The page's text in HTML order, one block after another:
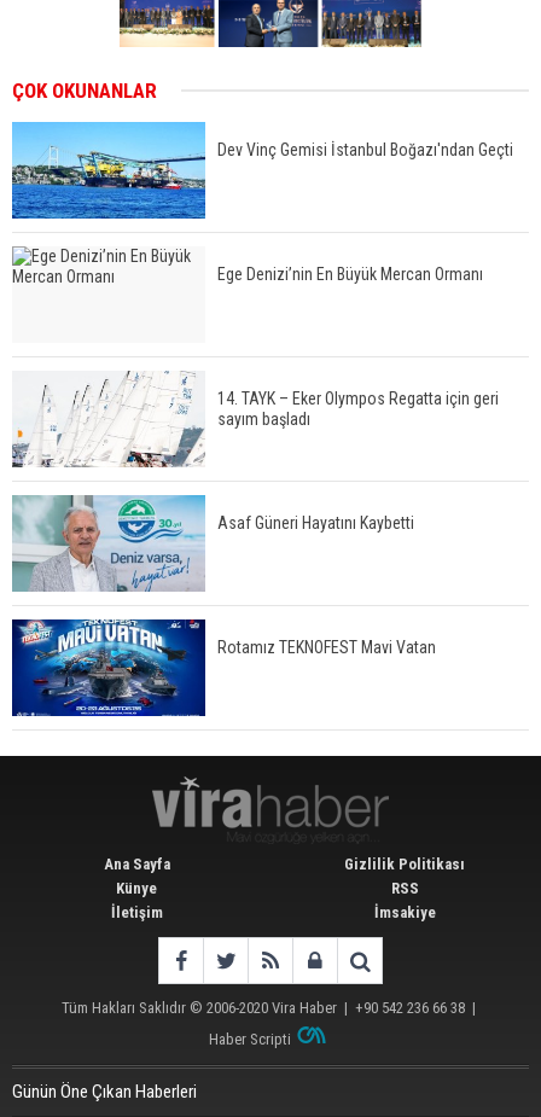
ÇOK OKUNANLAR
Dev Vinç Gemisi İstanbul Boğazı'ndan Geçti
Ege Denizi’nin En Büyük Mercan Ormanı
14. TAYK – Eker Olympos Regatta için geri
sayım başladı
Asaf Güneri Hayatını Kaybetti
Rotamız TEKNOFEST Mavi Vatan
Ana Sayfa
Künye
İletişim
Gizlilik Politikası
RSS
İmsakiye
Tüm Hakları Saklıdır © 2006-2020 Vira Haber | +90 542 236 66 38 |
Haber Scripti
Günün Öne Çıkan Haberleri